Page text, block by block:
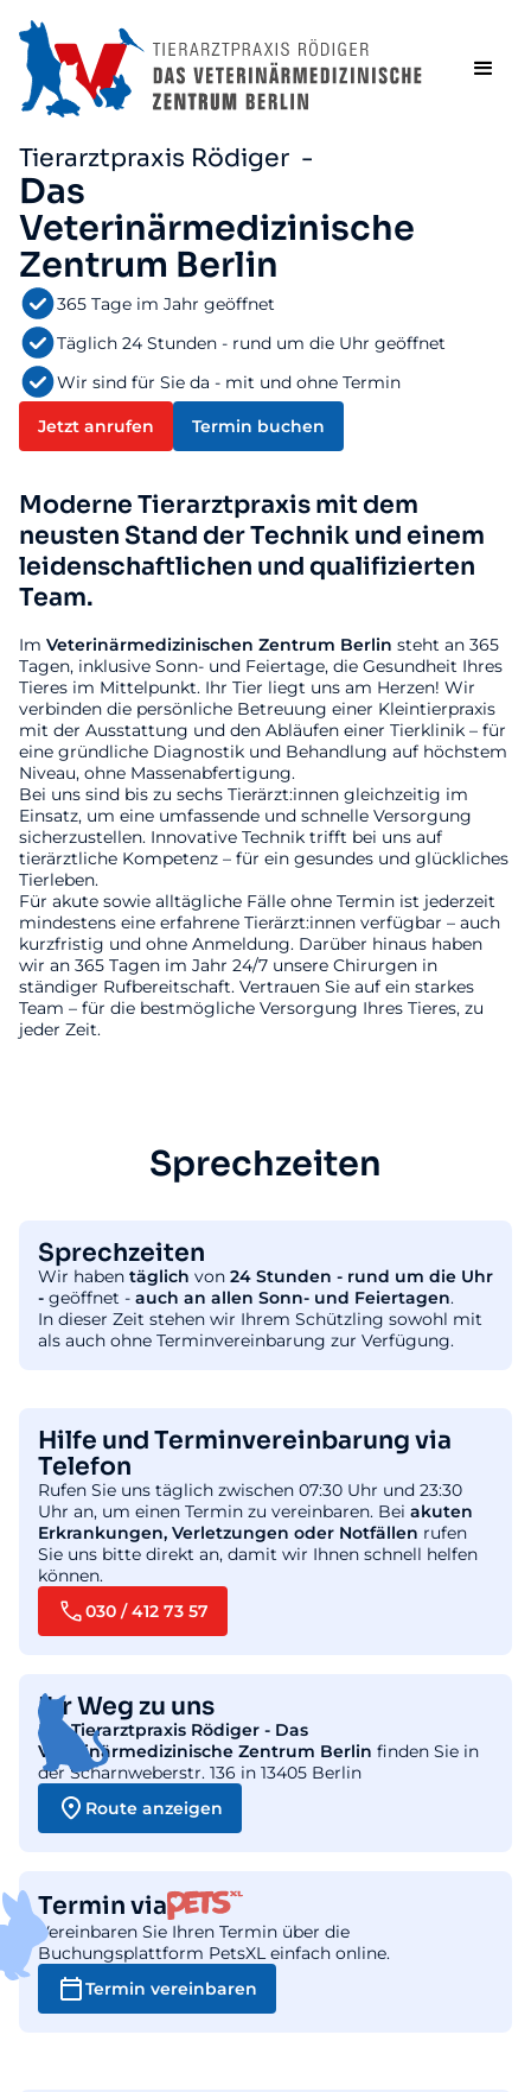
Tierarztpraxis Rödiger -
Das
Veterinärmedizinische
Zentrum Berlin
365 Tage im Jahr geöffnet
Täglich 24 Stunden - rund um die Uhr geöffnet
Wir sind für Sie da - mit und ohne Termin
Jetzt anrufen Termin buchen
Moderne Tierarztpraxis mit dem
neusten Stand der Technik und einem
leidenschaftlichen und qualifizierten
Team.
Im Veterinärmedizinischen Zentrum Berlin steht an 365
Tagen, inklusive Sonn- und Feiertage, die Gesundheit Ihres
Tieres im Mittelpunkt. Ihr Tier liegt uns am Herzen! Wir
verbinden die persönliche Betreuung einer Kleintierpraxis
mit der Ausstattung und den Abläufen einer Tierklinik – für
eine gründliche Diagnostik und Behandlung auf höchstem
Niveau, ohne Massenabfertigung.
Bei uns sind bis zu sechs Tierärzt:innen gleichzeitig im
Einsatz, um eine umfassende und schnelle Versorgung
sicherzustellen. Innovative Technik trifft bei uns auf
tierärztliche Kompetenz – für ein gesundes und glückliches
Tierleben.
Für akute sowie alltägliche Fälle ohne Termin ist jederzeit
mindestens eine erfahrene Tierärzt:innen verfügbar – auch
kurzfristig und ohne Anmeldung. Darüber hinaus haben
wir an 365 Tagen im Jahr 24/7 unsere Chirurgen in
ständiger Rufbereitschaft. Vertrauen Sie auf ein starkes
Team – für die bestmögliche Versorgung Ihres Tieres, zu
jeder Zeit.
Sprechzeiten
Sprechzeiten
Wir haben täglich von 24 Stunden - rund um die Uhr
- geöffnet - auch an allen Sonn- und Feiertagen.
In dieser Zeit stehen wir Ihrem Schützling sowohl mit
als auch ohne Terminvereinbarung zur Verfügung.
Hilfe und Terminvereinbarung via
Telefon
Rufen Sie uns täglich zwischen 07:30 Uhr und 23:30
Uhr an, um einen Termin zu vereinbaren. Bei akuten
Erkrankungen, Verletzungen oder Notfällen rufen
Sie uns bitte direkt an, damit wir Ihnen schnell helfen
können.
030 / 412 73 57
Ihr Weg zu uns
DieTierarztpraxis Rödiger - Das
Veterinärmedizinische Zentrum Berlin finden Sie in
der Scharnweberstr. 136 in 13405 Berlin
Route anzeigen
Termin via
Vereinbaren Sie Ihren Termin über die
Buchungsplattform PetsXL einfach online.
Termin vereinbaren